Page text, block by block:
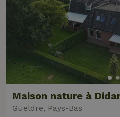
Maison nature à
Gueldre, Pays-Bas